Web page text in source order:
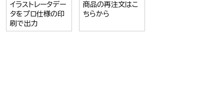
イラストレータデー
タをプロ仕様の印
刷で出力
商品の再注文はこ
ちらから